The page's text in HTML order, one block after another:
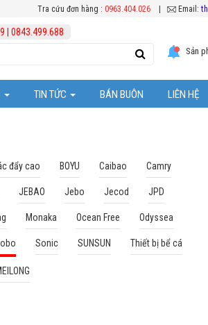
Tra cứu đơn hàng : 0963.404.026 Email:
Sản
|0843.499.688
trong việc chăm sóc cá Koi
cá Koi
sóc bể cá cảnh
TIN TỨC
Khuyến mại
BÁN BUÔN LIÊN HỆ
đẩy cao BOYU Caibao Camry
JEBAO Jebo Jecod JPD
Monaka Ocean Free Odyssea
Sonic SUNSUN Thiết bị bể cá